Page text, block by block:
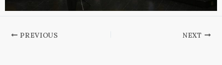
PREVIOUS NEXT